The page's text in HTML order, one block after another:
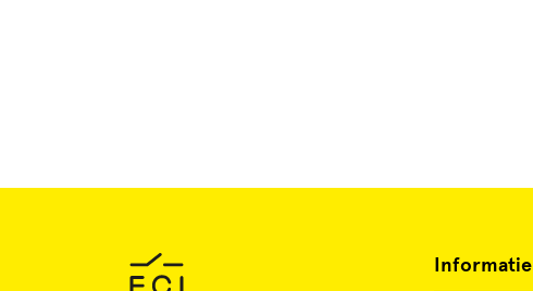
Informatie